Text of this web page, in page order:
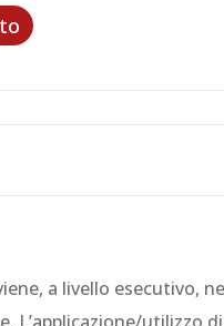
a livello esecutivo,